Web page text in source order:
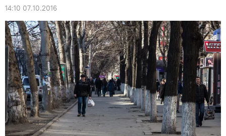
14:10 07.10.2016